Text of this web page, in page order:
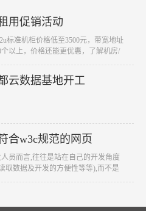
用促销活动
标准机柜价格低至3500元，带宽地址
以上，价格还能更优惠，了解机房/
云数据基地开工
合w3c规范的网页
员而言,往往是站在自己的开发角度
取数据及开发的方便性等等),而不是